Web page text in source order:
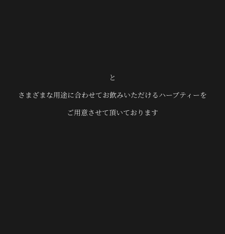
と
さまざまな用途に合わせてお飲みいただけるハーブティーを
ご用意させて頂いております